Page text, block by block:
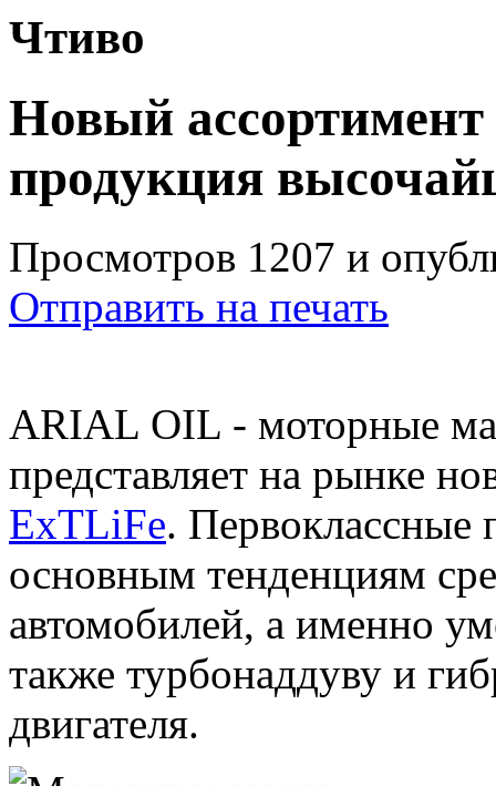
Чтиво
Новый
продукция
Просмотров 1207 и
Отправить на печать
ARIAL OIL - моторные
представляет на рынке
ExTLiFe. Первоклассные
основным тенденциям
автомобилей, а именно
также турбонаддуву и
двигателя.